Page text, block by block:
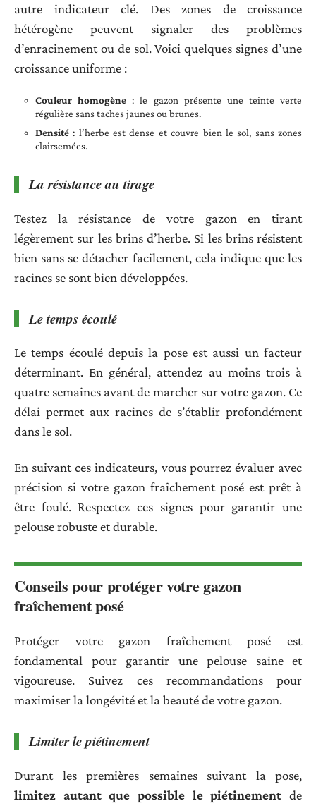
autre indicateur clé. Des zones de croissance
hétérogène peuvent signaler des problèmes
d’enracinement ou de sol. Voici quelques signes d’une
croissance uniforme :
Couleur homogène : le gazon présente une teinte verte
régulière sans taches jaunes ou brunes.
Densité : l’herbe est dense et couvre bien le sol, sans zones
clairsemées.
La résistance au tirage
Testez la résistance de votre gazon en tirant
légèrement sur les brins d’herbe. Si les brins résistent
bien sans se détacher facilement, cela indique que les
racines se sont bien développées.
Le temps écoulé
Le temps écoulé depuis la pose est aussi un facteur
déterminant. En général, attendez au moins trois à
quatre semaines avant de marcher sur votre gazon. Ce
délai permet aux racines de s’établir profondément
dans le sol.
En suivant ces indicateurs, vous pourrez évaluer avec
précision si votre gazon fraîchement posé est prêt à
être foulé. Respectez ces signes pour garantir une
pelouse robuste et durable.
Conseils pour protéger votre gazon
fraîchement posé
Protéger votre gazon fraîchement posé est
fondamental pour garantir une pelouse saine et
vigoureuse. Suivez ces recommandations pour
maximiser la longévité et la beauté de votre gazon.
Limiter le piétinement
Durant les premières semaines suivant la pose,
limitez autant que possible le piétinement de